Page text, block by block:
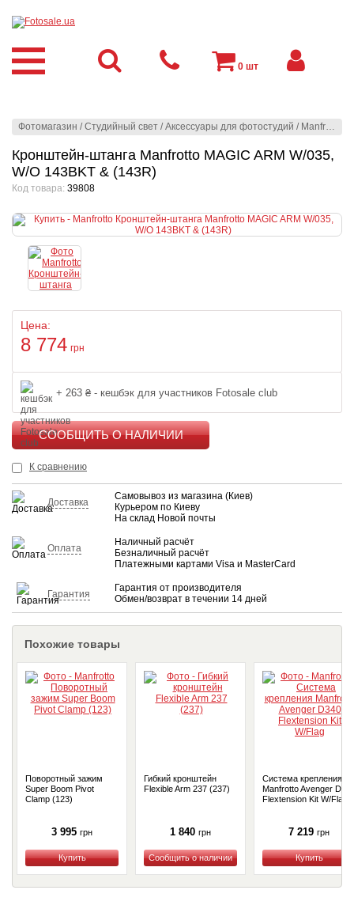
Фотомагазин /Студийный свет /Аксессуары для фотостудий / Manfrotto
Кронштейн-штанга Manfrotto MAGIC ARM W/035,
W/O 143BKT & (143R)
Код товара: 39808
Цена:
8 774 грн
+ 263 ₴ - кешбэк для участников Fotosale club
К сравнению
Доставка
Самовывоз из магазина (Киев)
Курьером по Киеву
На склад Новой почты
Оплата
Наличный расчёт
Безналичный расчёт
Платежными картами Visa и MasterCard
Гарантия
Гарантия от производителя
Обмен/возврат в течении 14 дней
Похожие товары
Поворотный зажим
Super Boom Pivot
Clamp (123)
3 995 грн
Купить
Гибкий кронштейн
Flexible Arm 237 (237)
1 840 грн
Купить
Система крепления
Manfrotto Avenger
Flextension Kit W/Flag
7 219 грн
Купить
0 шт